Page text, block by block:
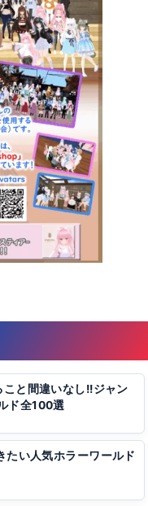
こと間違いなし!!ジャン
ド全100選
たい人気ホラーワールド